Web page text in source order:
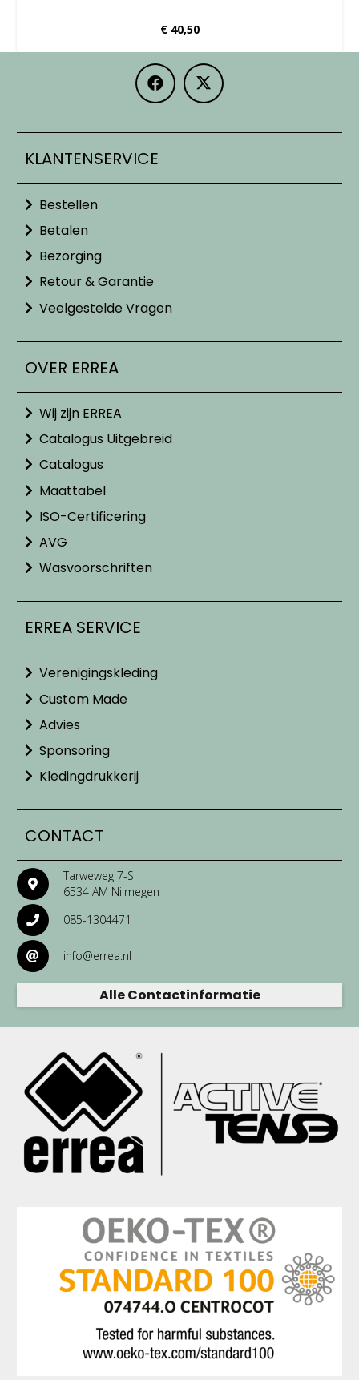
€40,50
KLANTENSERVICE
Bestellen
Betalen
Bezorging
Retour & Garantie
Veelgestelde Vragen
OVER ERREA
Wij zijn ERREA
Catalogus Uitgebreid
Catalogus
Maattabel
ISO-Certificering
AVG
Wasvoorschriften
ERREA SERVICE
Verenigingskleding
Custom Made
Advies
Sponsoring
Kledingdrukkerij
CONTACT
Tarweweg 7-S
6534 AM Nijmegen
085-1304471
info@errea.nl
Alle Contactinformatie